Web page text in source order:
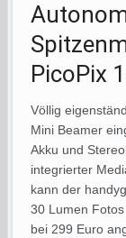
PicoPix
Völlig
Mini Beamer
Akku und
integrierter
kann der
30 Lumen
bei 299 Euro